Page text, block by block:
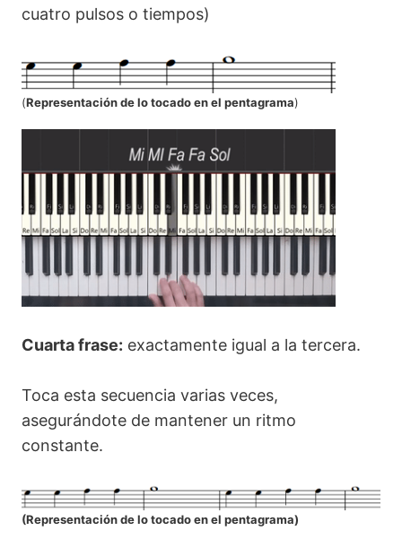
cuatro pulsos o tiempos)
(Representación de lo tocado en el pentagrama)
Cuarta frase: exactamente igual a la tercera.
Toca esta secuencia varias veces,
asegurándote de mantener un ritmo
constante.
(Representación de lo tocado en el pentagrama)